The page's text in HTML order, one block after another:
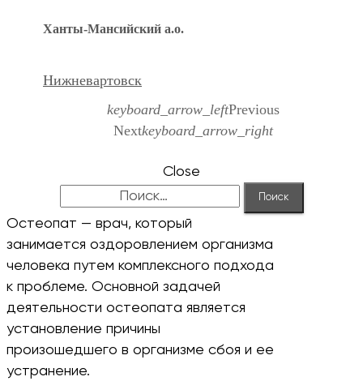
Ханты-Мансийский а.о.
Нижневартовск
keyboard_arrow_leftPrevious
Nextkeyboard_arrow_right
Close
Остеопат — врач, который
занимается оздоровлением организма
человека путем комплексного подхода
к проблеме. Основной задачей
деятельности остеопата является
установление причины
произошедшего в организме сбоя и ее
устранение.